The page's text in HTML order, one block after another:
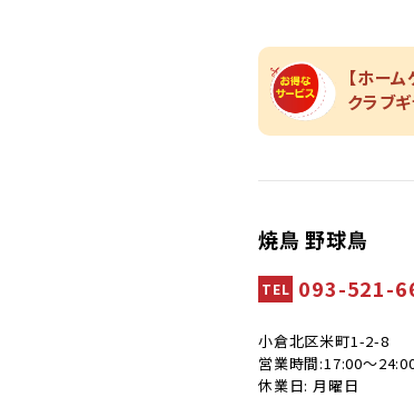
【ホー
クラブ
焼鳥 野球鳥
TEL 093-521-
小倉北区米町1-2-8
営業時間:17:00～
休業日: 月曜日